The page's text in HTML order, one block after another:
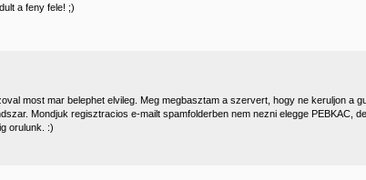
a feny fele! ;)
most mar belephet elvileg. Meg megbasztam a szervert, hogy ne keruljon a
Mondjuk regisztracios e-mailt spamfolderben nem nezni elegge PEBKAC,
orulunk. :)